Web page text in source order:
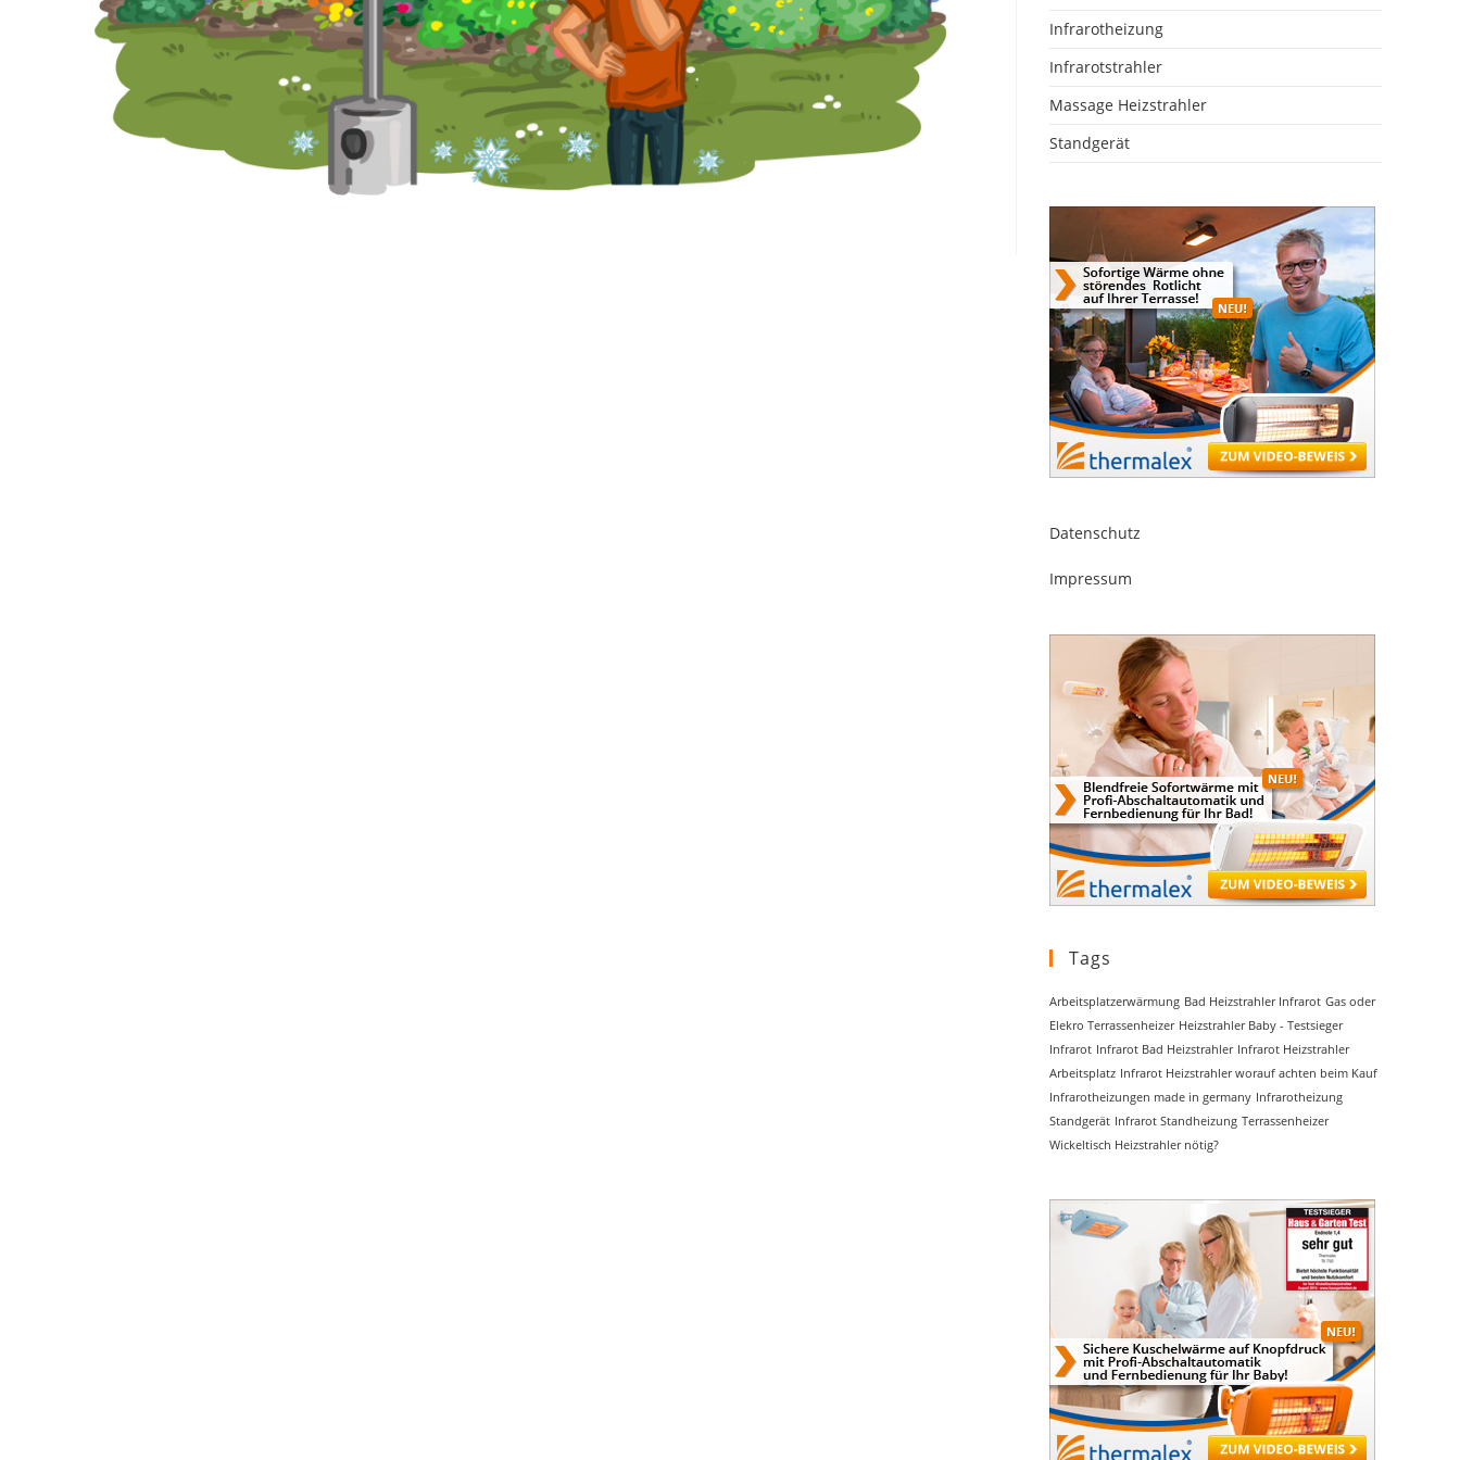
Infrarotheizung
Infrarotstrahler
Massage Heizstrahler
Standgerät
Datenschutz
Impressum
Tags
Arbeitsplatzerwärmung Bad Heizstrahler Infrarot Gas oder
Elekro Terrassenheizer Heizstrahler Baby - Testsieger
Infrarot Infrarot Bad Heizstrahler Infrarot Heizstrahler
Arbeitsplatz Infrarot Heizstrahler worauf achten beim Kauf
Infrarotheizungen made in germany Infrarotheizung
Standgerät Infrarot Standheizung Terrassenheizer
Wickeltisch Heizstrahler nötig?